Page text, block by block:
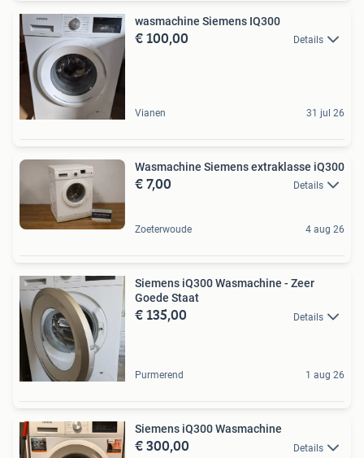
wasmachine Siemens IQ300
€ 100,00 Details
Vianen 31 jul 26
Wasmachine Siemens extraklasse iQ300
€ 7,00 Details
Zoeterwoude 4 aug 26
Siemens iQ300 Wasmachine - Zeer
Goede Staat
€ 135,00 Details
Purmerend 1 aug 26
Siemens iQ300 Wasmachine
€ 300,00 Details